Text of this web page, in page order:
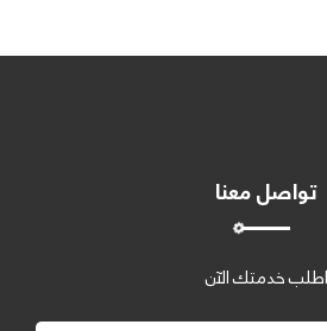
تواصل معنا
اطلب خدمتك الآن